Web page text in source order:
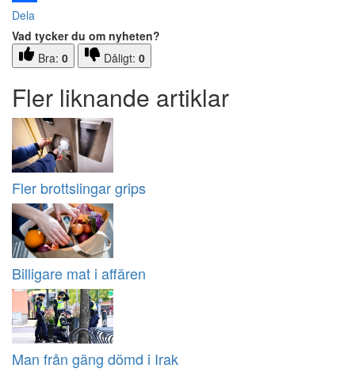
Dela
Vad tycker du om nyheten?
Bra: 0 Dåligt: 0
Fler liknande artiklar
Fler brottslingar grips
Billigare mat i affären
Man från gäng dömd i Irak